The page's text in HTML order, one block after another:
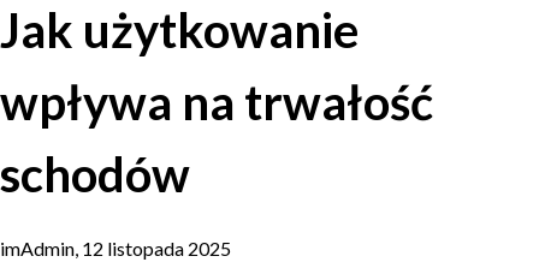
Jak użytkowanie
wpływa na trwałość
schodów
imAdmin, 12 listopada 2025